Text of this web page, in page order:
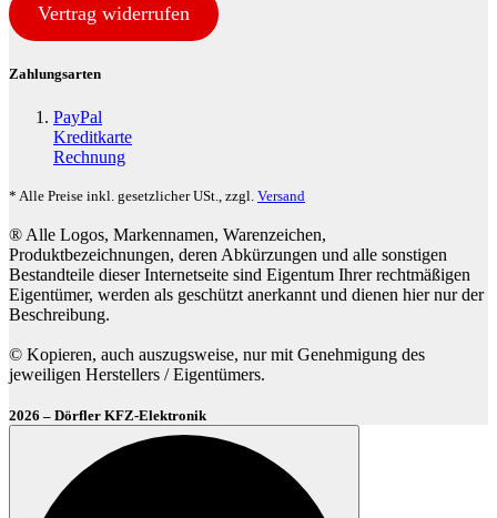
Vertrag widerrufen
Zahlungsarten
PayPal
Kreditkarte
Rechnung
* Alle Preise inkl. gesetzlicher USt., zzgl. Versand
® Alle Logos, Markennamen, Warenzeichen,
Produktbezeichnungen, deren Abkürzungen und alle sonstigen
Bestandteile dieser Internetseite sind Eigentum Ihrer rechtmäßigen
Eigentümer, werden als geschützt anerkannt und dienen hier nur der
Beschreibung.
© Kopieren, auch auszugsweise, nur mit Genehmigung des
jeweiligen Herstellers / Eigentümers.
2026 – Dörfler KFZ-Elektronik